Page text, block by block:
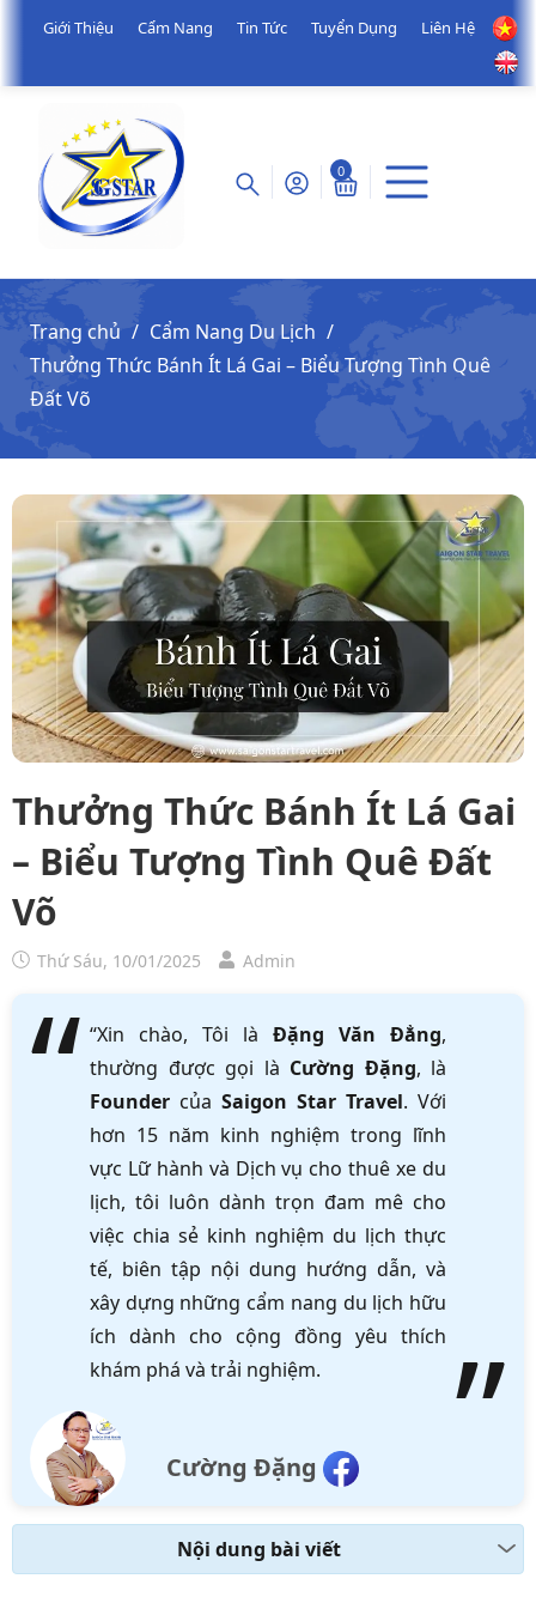
Giới Thiệu Cẩm Nang Tin Tức Tuyển Dụng Liên Hệ
0
Trang chủ
Cẩm Nang Du Lịch
Thưởng Thức Bánh Ít Lá Gai – Biểu Tượng Tình Quê
Đất Võ
Thưởng Thức Bánh Ít Lá Gai
– Biểu Tượng Tình Quê Đất
Võ
Thứ Sáu, 10/01/2025 Admin
“Xin chào, Tôi là Đặng Văn Đẳng,
thường được gọi là Cường Đặng, là
Founder của Saigon Star Travel. Với
hơn 15 năm kinh nghiệm trong lĩnh
vực Lữ hành và Dịch vụ cho thuê xe du
lịch, tôi luôn dành trọn đam mê cho
việc chia sẻ kinh nghiệm du lịch thực
tế, biên tập nội dung hướng dẫn, và
xây dựng những cẩm nang du lịch hữu
ích dành cho cộng đồng yêu thích
khám phá và trải nghiệm.
Cường Đặng
Nội dung bài viết